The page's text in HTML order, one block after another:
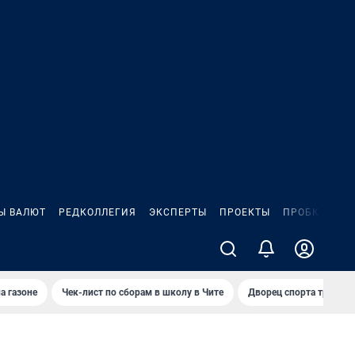
ВАЛЮТ РЕДКОЛЛЕГИЯ ЭКСПЕРТЫ ПРОЕКТЫ ПРОБКИ
газоне Чек-лист по сборам в школу в Чите Дворец спорта